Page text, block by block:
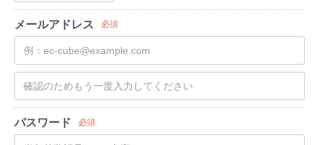
メールアドレス 必須
パスワード 必須